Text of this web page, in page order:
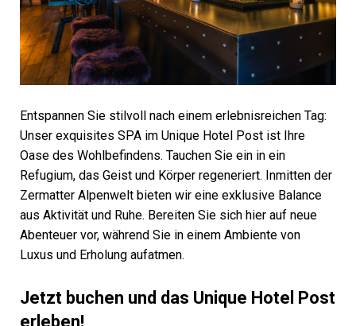
Entspannen Sie stilvoll nach einem erlebnisreichen Tag:
Unser exquisites SPA im Unique Hotel Post ist Ihre
Oase des Wohlbefindens. Tauchen Sie ein in ein
Refugium, das Geist und Körper regeneriert. Inmitten der
Zermatter Alpenwelt bieten wir eine exklusive Balance
aus Aktivität und Ruhe. Bereiten Sie sich hier auf neue
Abenteuer vor, während Sie in einem Ambiente von
Luxus und Erholung aufatmen.
Jetzt buchen und das Unique Hotel Post
erleben!